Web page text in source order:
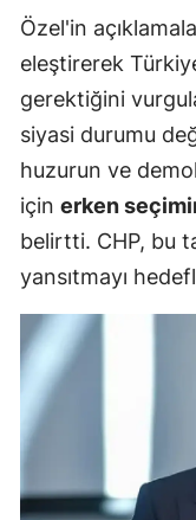
Özel'in
eleştirerek
gerektiğini
siyasi durumu
huzurun ve
için erken
belirtti. CHP, bu
yansıtmayı